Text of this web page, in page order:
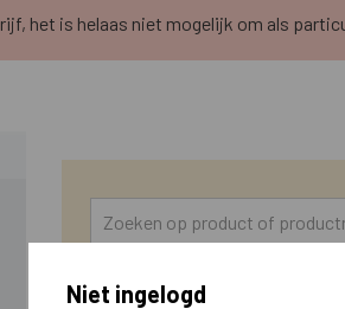
het is helaas niet mogelijk om als
Niet ingelogd